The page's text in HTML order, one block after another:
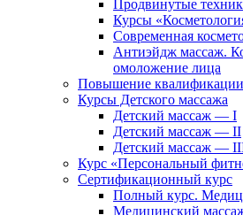
Продвинутые
Курсы
Современная
Антиэйдж массаж.
омоложение лица
Повышение квалификации
Курсы Детского массажа
Детский массаж — I
Детский массаж — II
Детский массаж —
Курс «Персональный
Сертификационный курс
Полный курс.
Медицинский